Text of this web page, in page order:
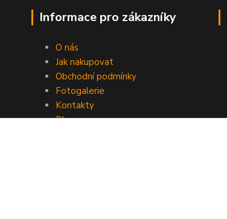
Informace pro zákazníky
O nás
Jak nakupovat
Obchodní podmínky
Fotogalerie
Kontakty
Blog